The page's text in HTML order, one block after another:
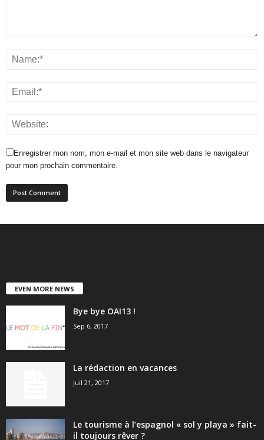
Enregistrer mon nom, mon e-mail et mon site web dans le navigateur
pour mon prochain commentaire.
EVEN MORE NEWS
Bye bye OAI13 !
Sep 6, 2017
La rédaction en vacances
Juil 21, 2017
Le tourisme à l’espagnol « sol y playa » fait-
il toujours rêver ?